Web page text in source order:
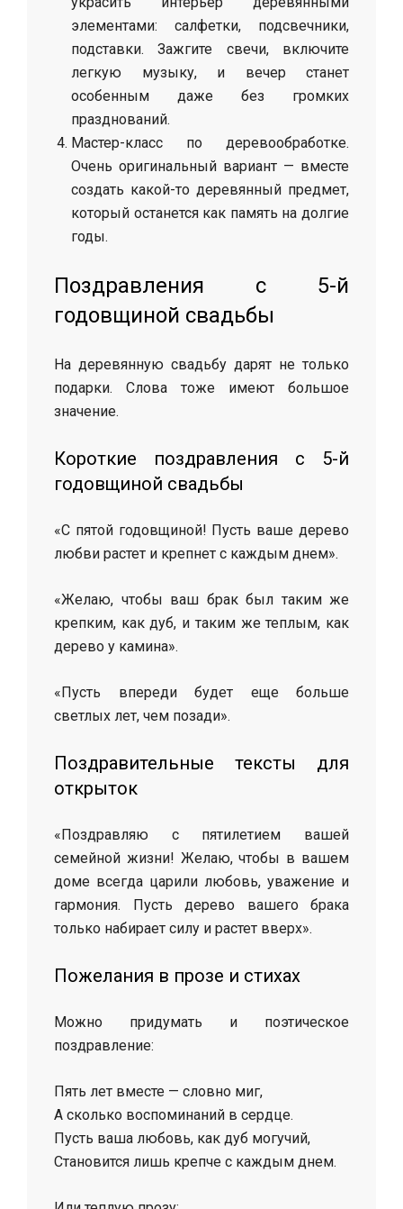
элементами: салфетки, подсвечники,
подставки. Зажгите свечи, включите
легкую музыку, и вечер станет
особенным даже без громких
празднований.
Мастер-класс по деревообработке.
Очень оригинальный вариант — вместе
создать какой-то деревянный предмет,
который останется как память на долгие
годы.
Поздравления с 5-й
годовщиной свадьбы
На деревянную свадьбу дарят не только
подарки. Слова тоже имеют большое
значение.
Короткие поздравления с 5-й
годовщиной свадьбы
«С пятой годовщиной! Пусть ваше дерево
любви растет и крепнет с каждым днем».
«Желаю, чтобы ваш брак был таким же
крепким, как дуб, и таким же теплым, как
дерево у камина».
«Пусть впереди будет еще больше
светлых лет, чем позади».
Поздравительные тексты для
открыток
«Поздравляю с пятилетием вашей
семейной жизни! Желаю, чтобы в вашем
доме всегда царили любовь, уважение и
гармония. Пусть дерево вашего брака
только набирает силу и растет вверх».
Пожелания в прозе и стихах
Можно придумать и поэтическое
поздравление:
Пять лет вместе — словно миг,
А сколько воспоминаний в сердце.
Пусть ваша любовь, как дуб могучий,
Становится лишь крепче с каждым днем.